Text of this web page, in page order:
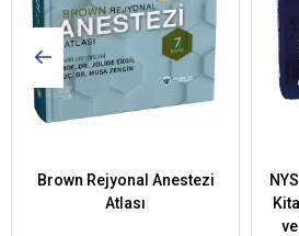
Brown Rejyonal Anestezi
Atlası